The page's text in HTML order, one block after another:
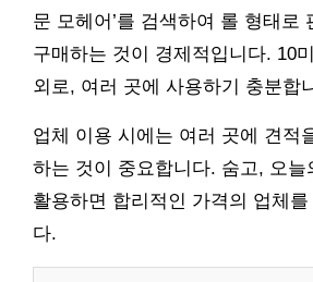
문 모헤어’를 검색하여 롤 형태로
구매하는 것이 경제적입니다. 10
외로, 여러 곳에 사용하기 충분합
업체 이용 시에는 여러 곳에 견적
하는 것이 중요합니다. 숨고, 오늘
활용하면 합리적인 가격의 업체
다.